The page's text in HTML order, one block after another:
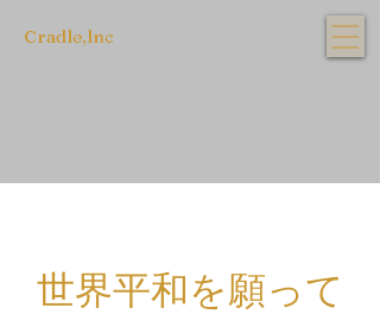
Cradle,lnc
​世界平和を願って